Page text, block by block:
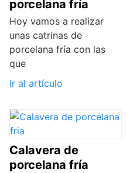
porcelana fría
Hoy vamos a realizar
unas catrinas de
porcelana fría con las
que
Ir al artículo
Calavera de
porcelana fría